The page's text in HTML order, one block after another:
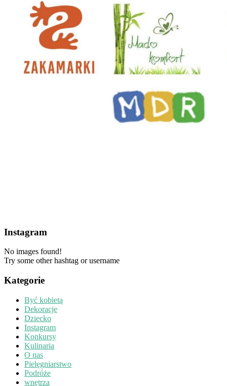
Instagram
No images found!
Try some other hashtag or username
Kategorie
Być kobietą
Dekoracje
Dziecko
Instagram
Konkursy
Kulinaria
O nas
Pielęgniarstwo
Podróże
wnętrza